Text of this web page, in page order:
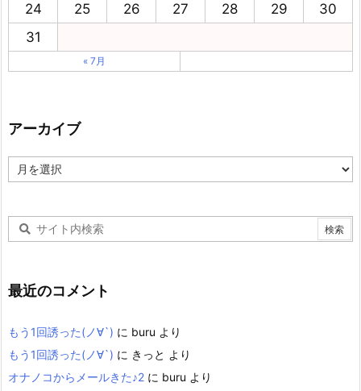
24
25 26 27 28 29
30
31
« 7月
アーカイブ
ー
最近のコメント
もう1回誘った(ノ∀`) に buru より
もう1回誘った(ノ∀`) に きっと より
オナノコからメールきた♪2 に buru より